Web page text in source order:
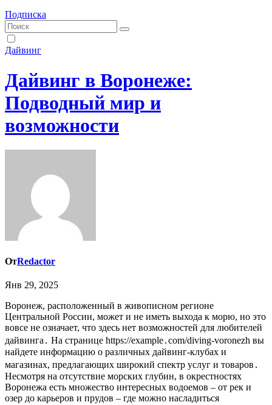
Подписка
Дайвинг
Дайвинг в Воронеже:
Подводный мир и
возможности
ОтRedactor
Янв 29, 2025
Воронеж, расположенный в живописном регионе
Центральной России, может и не иметь выхода к морю, но это
вовсе не означает, что здесь нет возможностей для любителей
дайвинга․ На странице https://example․com/diving-voronezh вы
найдете информацию о различных дайвинг-клубах и
магазинах, предлагающих широкий спектр услуг и товаров․
Несмотря на отсутствие морских глубин, в окрестностях
Воронежа есть множество интересных водоемов – от рек и
озер до карьеров и прудов – где можно насладиться